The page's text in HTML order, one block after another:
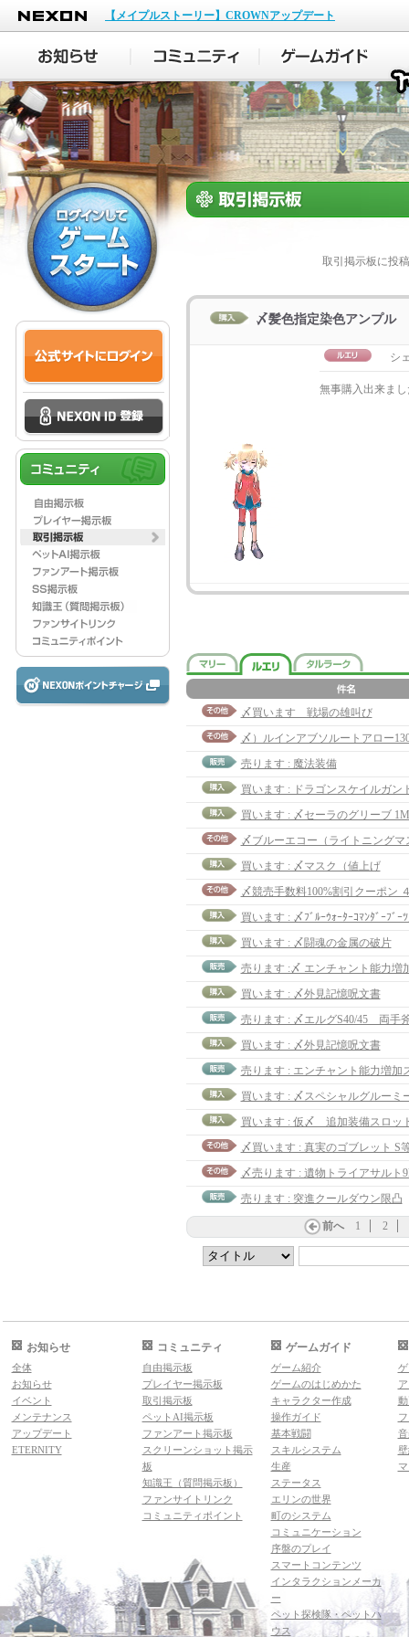
NEXON
【メイプルストーリー】CROWNアップデート
取引掲示板に投
〆髪色指定染色アンプル
シ
無事購入出来ま
〆買います 戦場の雄叫び
〆）ルインアブソルートアロー
売ります : 魔法装備
買います : 〆セーラのグリーブ 1M
〆ブルーエコー（ライトニングマ
買います : 〆マスク（値上げ
〆競売手数料100%割引クーポン
買います : 〆ﾌﾞﾙｰｳｫｰﾀｰｺﾏﾝﾀﾞｰﾌﾞｰ
買います : 〆闘魂の金属の破片
売ります :〆 エンチャント能力増
買います : 〆外見記憶呪文書
売ります : 〆エルグS40/45 両手
買います : 〆外見記憶呪文書
〆買います : 真実のゴブレット S
〆売ります : 遺物トライアサルト
売ります : 突進クールダウン限凸
前へ 1 2
お知らせ
全体
お知らせ
イベント
メンテナンス
アップデート
ETERNITY
コミュニティ
自由掲示板
プレイヤー掲示板
取引掲示板
ペットAI掲示板
ファンアート掲示板
スクリーンショット掲示
板
知識王（質問掲示板）
ファンサイトリンク
コミュニティポイント
ゲームガイド
ゲーム紹介
ゲームのはじめかた
キャラクター作成
操作ガイド
基本戦闘
スキルシステム
生産
ステータス
エリンの世界
町のシステム
コミュニケーション
序盤のプレイ
スマートコンテンツ
インタラクションメーカ
ー
ペット探検隊・ペットハ
ウス